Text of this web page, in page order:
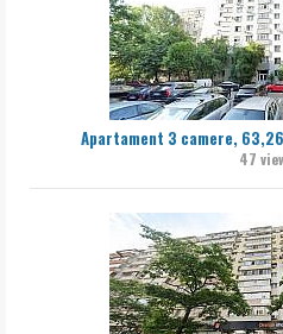
Apartament 3 camere,
47